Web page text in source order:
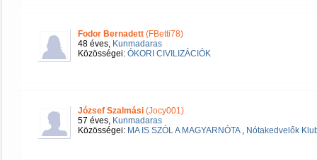
Fodor Bernadett (FBetti78)
48 éves, Kunmadaras
Közösségei: ÓKORI CIVILIZÁCIÓK
József Szalmási (Jocy001)
57 éves, Kunmadaras
Közösségei: MA IS SZÓL A MAGYARNÓTA, Nótakedvelők